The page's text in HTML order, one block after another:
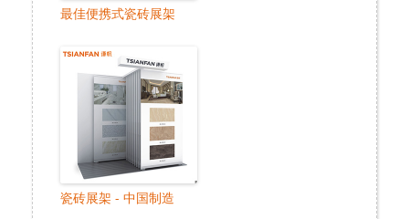
最佳便携式瓷砖展架
瓷砖展架 - 中国制造